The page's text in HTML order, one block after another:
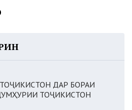
ДАР БОРАИ
ТОҶИКИСТОН